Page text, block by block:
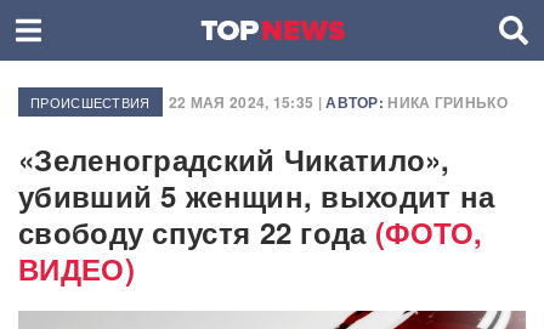
ПРОИСШЕСТВИЯ 22 МАЯ 2024, 15:35 |АВТОР: НИКА ГРИНЬКО
«Зеленоградский Чикатило»,
убивший 5 женщин, выходит на
свободу спустя 22 года(ФОТО,
ВИДЕО)